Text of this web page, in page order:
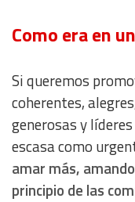
Como era en
Si queremos
coherentes,
generosas y
escasa como
amar más,
principio de las